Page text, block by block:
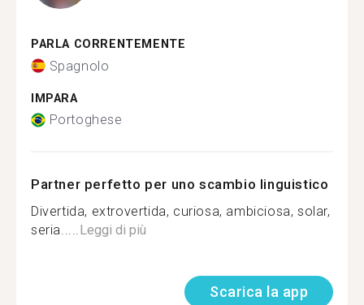
PARLA CORRENTEMENTE
Spagnolo
IMPARA
Portoghese
Partner perfetto per uno scambio linguistico
Divertida, extrovertida, curiosa, ambiciosa, solar,
seria.....Leggi di più
Scarica la app